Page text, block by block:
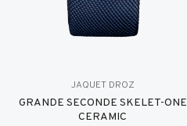
JAQUET DROZ
GRANDE SECONDE SKELET-ONE
CERAMIC